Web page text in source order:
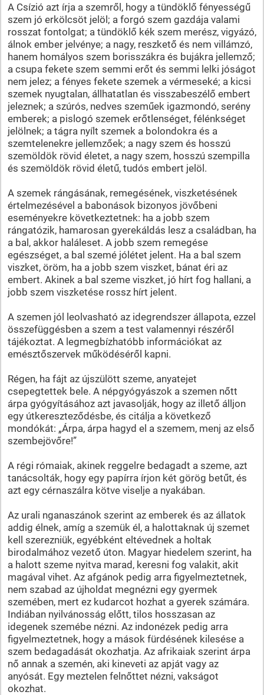
A Csízió azt írja a szemről, hogy a tündöklő fényességű
szem jó erkölcsöt jelöl; a forgó szem gazdája valami
rosszat fontolgat; a tündöklő kék szem merész, vigyázó,
álnok ember jelvénye; a nagy, reszkető és nem villámzó,
hanem homályos szem borisszákra és bujákra jellemző;
a csupa fekete szem semmi erőt és semmi lelki jóságot
nem jelez; a fényes fekete szemek a vérmeseké; a kicsi
szemek nyugtalan, állhatatlan és visszabeszélő embert
jeleznek; a szúrós, nedves szeműek igazmondó, serény
emberek; a pislogó szemek erőtlenséget, félénkséget
jelölnek; a tágra nyílt szemek a bolondokra és a
szemtelenekre jellemzőek; a nagy szem és hosszú
szemöldök rövid életet, a nagy szem, hosszú szempilla
és szemöldök rövid életű, tudós embert jelöl.
A szemek rángásának, remegésének, viszketésének
értelmezésével a babonások bizonyos jövőbeni
eseményekre következtetnek: ha a jobb szem
rángatózik, hamarosan gyerekáldás lesz a családban, ha
a bal, akkor haláleset. A jobb szem remegése
egészséget, a bal szemé jólétet jelent. Ha a bal szem
viszket, öröm, ha a jobb szem viszket, bánat éri az
embert. Akinek a bal szeme viszket, jó hírt fog hallani, a
jobb szem viszketése rossz hírt jelent.
A szemen jól leolvasható az idegrendszer állapota, ezzel
összefüggésben a szem a test valamennyi részéről
tájékoztat. A legmegbízhatóbb információkat az
emésztőszervek működéséről kapni.
Régen, ha fájt az újszülött szeme, anyatejet
csepegtettek bele. A népgyógyászok a szemen nőtt
árpa gyógyításához azt javasolják, hogy az illető álljon
egy útkereszteződésbe, és citálja a következő
mondókát: „Árpa, árpa hagyd el a szemem, menj az első
szembejövőre!”
A régi rómaiak, akinek reggelre bedagadt a szeme, azt
tanácsolták, hogy egy papírra írjon két görög betűt, és
azt egy cérnaszálra kötve viselje a nyakában.
Az urali nganaszánok szerint az emberek és az állatok
addig élnek, amíg a szemük él, a halottaknak új szemet
kell szerezniük, egyébként eltévednek a holtak
birodalmához vezető úton. Magyar hiedelem szerint, ha
a halott szeme nyitva marad, keresni fog valakit, akit
magával vihet. Az afgánok pedig arra figyelmeztetnek,
nem szabad az újholdat megnézni egy gyermek
szemében, mert ez kudarcot hozhat a gyerek számára.
Indiában nyilvánosság előtt, tilos hosszasan az
idegenek szemébe nézni. Az indonézek pedig arra
figyelmeztetnek, hogy a mások fürdésének kilesése a
szem bedagadását okozhatja. Az afrikaiak szerint árpa
nő annak a szemén, aki kineveti az apját vagy az
anyósát. Egy meztelen felnőttet nézni, vakságot
okozhat.